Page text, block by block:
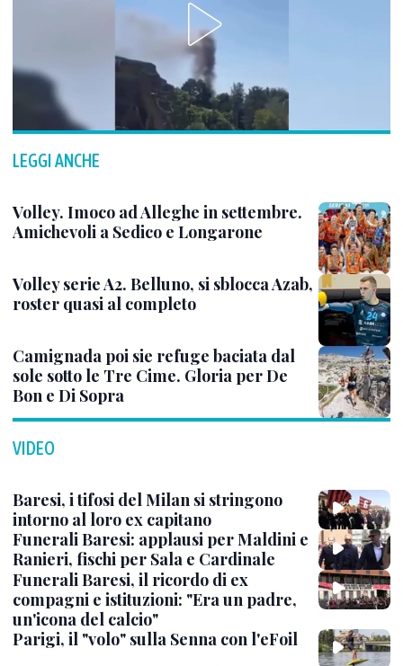
LEGGI ANCHE
Volley. Imoco ad Alleghe in settembre.
Amichevoli a Sedico e Longarone
Volley serie A2. Belluno, si sblocca Azab,
roster quasi al completo
Camignada poi sie refuge baciata dal
sole sotto le Tre Cime. Gloria per De
Bon e Di Sopra
VIDEO
Baresi, i tifosi del Milan si stringono
intorno al loro ex capitano
Funerali Baresi: applausi per Maldini e
Ranieri, fischi per Sala e Cardinale
Funerali Baresi, il ricordo di ex
compagni e istituzioni: "Era un padre,
un'icona del calcio"
Parigi, il "volo" sulla Senna con l'eFoil